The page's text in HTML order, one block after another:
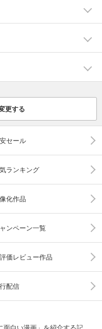
更する
セール
ランキング
化作品
ンペーン一覧
価レビュー作品
配信